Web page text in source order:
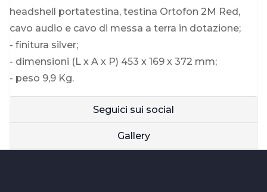
headshell portatestina, testina Ortofon 2M Red,
cavo audio e cavo di messa a terra in dotazione;
- finitura silver;
- dimensioni (L x A x P) 453 x 169 x 372 mm;
- peso 9,9 Kg.
Seguici sui social
Gallery